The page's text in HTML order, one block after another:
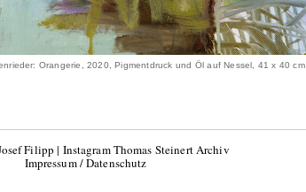
Orangerie, 2020, Pigmentdruck und Öl auf Nessel, 41 x 40 cm
Filipp | Instagram Thomas Steinert Archiv
Impressum / Datenschutz